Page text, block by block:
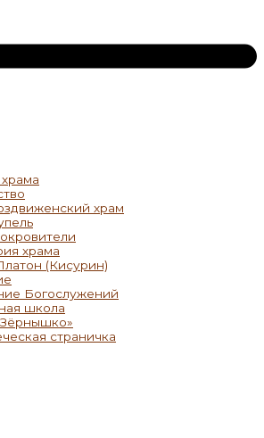
храм
храма
(Кисурин)
Богослужений
школа
страничка